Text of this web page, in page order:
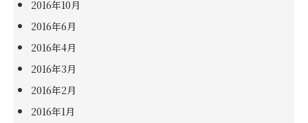
2016年10月
2016年6月
2016年4月
2016年3月
2016年2月
2016年1月